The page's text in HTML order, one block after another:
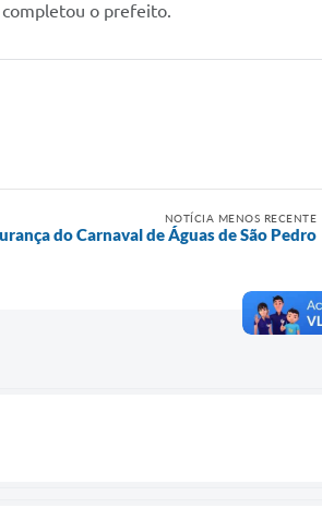
completou o prefeito.
NOTÍCIA MENOS RECENTE
do Carnaval de Águas de São Pedro